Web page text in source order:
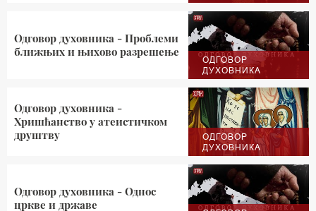
ОДГОВОР
ДУХОВНИКА
Одговор духовника - Проблеми
ближњих и њихово разрешење
ОДГОВОР
ДУХОВНИКА
Одговор духовника -
Хришћанство у атеистичком
друштву
Одговор духовника - Однос
цркве и државе